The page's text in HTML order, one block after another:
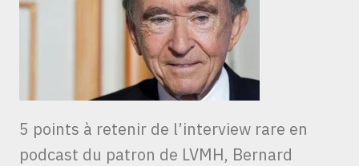
5 points à retenir de l’interview rare en
podcast du patron de LVMH, Bernard